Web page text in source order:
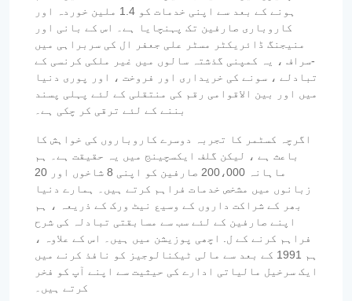
ہونے کے بعد سے اپنی خدمات کو 1.4 ملین خوردہ اور
کاروباری صارفین تک پہنچایا ہے۔ اس کے بانی اور
منیجنگ ڈائریکٹر مسٹر علی جعفر ال کی سربراہی میں
-سراف ، یہ کمپنی گذشتہ سالوں میں غیر ملکی کرنسی کے
تبادلے ، سونے کی خریداری اور فروخت ، اور پوری دنیا
میں اور بین الاقوامی رقم کی منتقلی کے لئے پہلی پسند
بننے کے لئے ترقی کر چکی ہے۔
اگرچہ کسٹمر کا تجربہ دوسرے کاروباروں کی خواہش کا
باعث ہے ، لیکن گلف ایکسچینج میں یہ حقیقت ہے۔ ہم
ماہانہ 200،000 صارفین کو اپنی 8 شاخوں اور 20
زبانوں میں مشخص خدمات فراہم کرتے ہیں۔ ہمارے دنیا
بھر کے شراکت داروں کے وسیع نیٹ ورک کے ذریعہ ، ہم
اپنے صارفین کے لئے سب سے مسابقتی تبادلہ کی شرح
فراہم کرنے کے ل. اچھی پوزیشن میں ہیں۔ اس کے علاوہ ،
ہم 1991 کے بعد سے مالی ٹیکنالوجیز کو نافذ کرنے میں
ایک سرخیل مالیاتی ادارے کی حیثیت سے اپنے آپ کو فخر
کرتے ہیں۔